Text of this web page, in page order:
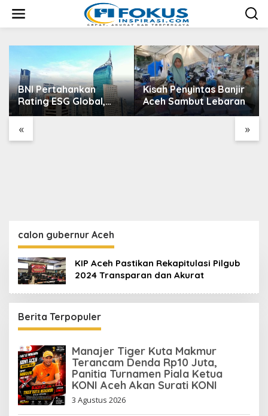
w
« »
BNI Pertahankan
Rating ESG Global,
Kredit Hijau Terus
Tumbuh Dorong
Kisah Penyintas Banjir
Aceh Sambut Lebaran
calon gubernur Aceh
KIP Aceh Pastikan Rekapitulasi Pilgub
2024 Transparan dan Akurat
Berita Terpopuler
Manajer Tiger Kuta Makmur
Terancam Denda Rp10 Juta,
Panitia Turnamen Piala Ketua
KONI Aceh Akan Surati KONI
3 Agustus 2026